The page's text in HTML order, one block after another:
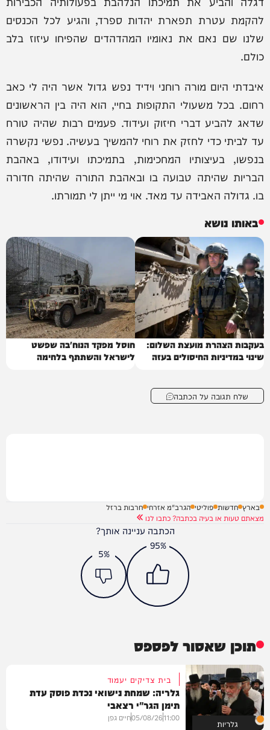
להקמת עטרת תפארת יהדות ספרד, והגיע לכל הכנסים
שלנו שם נאם את נאומיו המהדהדים שהפיחו עיזוז בלב
כולם.
איבדתי היום מורה רוחני וידיד נפש גדול אשר היה לי כאב
רחום. בכל משעולי התקופות בחיי, הוא היה בין הראשונים
שדאג להביע דברי חיזוק ועידוד. פעמים רבות שהיה טורח
עד לביתי כדי לחזק את רוחי להמשיך בעשיה. נפשי נקשרה
בנפשו, בעיצותיו המחכימות, בתמיכתו ועידודו, באהבת
הבריות שהיתה טבועה בו ובאהבת התורה שהיתה חדורה
בו. גדולה האבידה עד מאד. אוי מי ייתן לי תמורתו.
באותו נושא
בעקבות הצהרת מועצת השלום:
שינוי במדיניות החיסולים בעזה
חוסל מפקד הנוח'בה שפשט
לישראל והשתתף בלחימה
שלח תגובה על הכתבה
בארץ חדשות פוליטי הגרב"מ אזרחי חרבות ברזל
מצאתם טעות או בעיה בכתבה? כתבו לנו
הכתבה עניינה אותך?
95%
5%
תוכן שאסור לפספס
גלריות
בית צדיקים יעמוד
גלריה: שמחת נישואי נכדת פוסק עדת
תימן הגר"י רצאבי
11:00
05/08/26חיים גפן